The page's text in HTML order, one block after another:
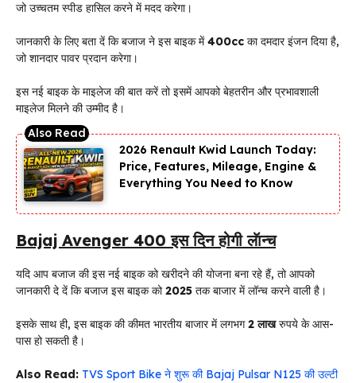
जो उच्चतम स्पीड हासिल करने में मदद करेगा।
जानकारी के लिए बता दें कि बजाज ने इस बाइक में400cc का दमदार इंजन दिया है,
जो शानदार पावर प्रदान करेगा।
इस नई बाइक के माइलेज की बात करें तो इसमें आपको बेहतरीन और प्रभावशाली
माइलेज मिलने की उम्मीद है।
2026 Renault Kwid Launch Today:
Price, Features, Mileage, Engine &
Everything You Need to Know
Bajaj Avenger 400 इस दिन होगी लॅान्च
यदि आप बजाज की इस नई बाइक को खरीदने की योजना बना रहे हैं, तो आपको
जानकारी दे दें कि बजाज इस बाइक को2025 तक बाजार में लॉन्च करने वाली है।
इसके साथ ही, इस बाइक की कीमत भारतीय बाजार में लगभग2 लाखरुपये के आस-
पास हो सकती है।
Also Read: TVS Sport Bike ने शुरू की Bajaj Pulsar N125 की उल्टी